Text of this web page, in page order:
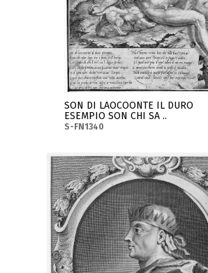
SON DI LAOCOONTE IL DURO
ESEMPIO SON CHI SA ..
S-FN1340